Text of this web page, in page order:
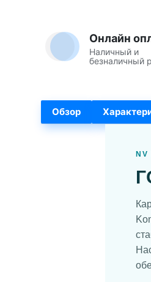
Онлайн
Наличный и
безналичный
Обзор